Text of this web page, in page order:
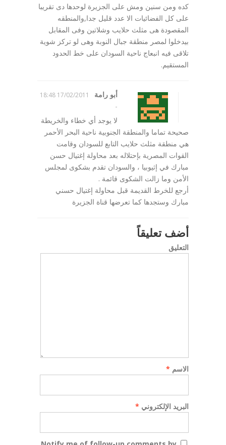
كده ومن سنين ومش على الجزيرة لوحدها دى تقريبا
على كل الفضائيات الا عدد قليل جدا,والمنطقه
المقصودة هى مثلث حلايب وشلاتين وفى المقابل
بيدخلوا لمصر منطقة جبال النوبة وهى لو تركز شوية
تلاقى فيه انبعاج ناحية السودان على خط الحدود
المستقيم.
أبو رامة 17/02/2011 18:48
-
لا يوجد أي خطاء والخريطة
صحيحة تماما والمنطقة الجنوبية ناحية البحر الأحمر
هي منطقة مثلث حلايب التابع للسودان وقامت
القوات المصرية بإحتلاله بعد محاولة إغتيال حسن
مبارك في إثيوبيا ، والسودان تقدم بشكوى لمجلس
الأمن وما زالت الشكوى قائمة .
أرجع للخرط القديمة قبل محاولة إغتيال حسني
مبارك وستجدها كما تعرضها قناة الجزيرة
أضف تعليقاً
التعليق
الاسم *
البريد الإلكتروني *